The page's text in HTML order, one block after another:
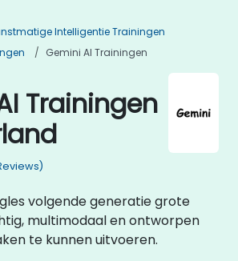
Intelligentie Trainingen
Gemini AI Trainingen
Trainingen
volgende generatie grote
multimodaal en ontworpen
te kunnen uitvoeren.